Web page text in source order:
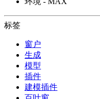
标签
窗户
生成
模型
插件
建模插件